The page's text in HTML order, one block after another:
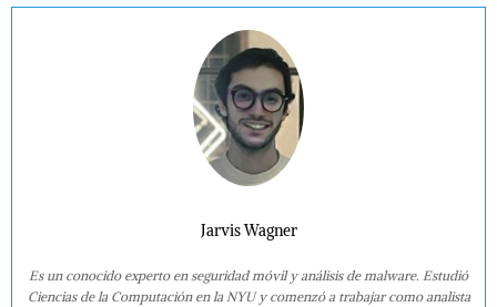
Jarvis Wagner
Es un conocido experto en seguridad móvil y análisis de malware. Estudió
Ciencias de la Computación en la NYU y comenzó a trabajar como analista